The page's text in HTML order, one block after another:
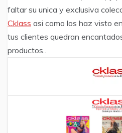
faltar su unica y exclusiva
Cklass asi como los haz visto
tus clientes quedran
productos..